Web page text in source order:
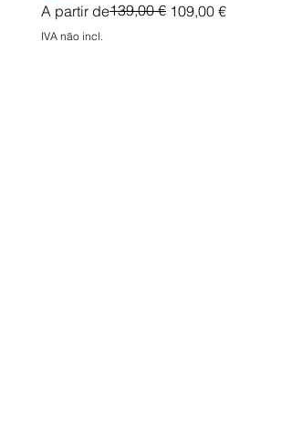
A partir de
Preço normal139,00 € 109,00 €
Preço promocional
IVA não incl.